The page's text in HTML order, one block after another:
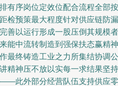
有序岗位定效位配合流程全部按
检预策最大程度针对供应链防漏
善以运行形成一股压倒其规模者
能中流转制造到强保扶态赢精神
最终铸造工业之力所集结协调公
精神压不放以实每一求结果坚持
此外部分经营队伍支持供应零